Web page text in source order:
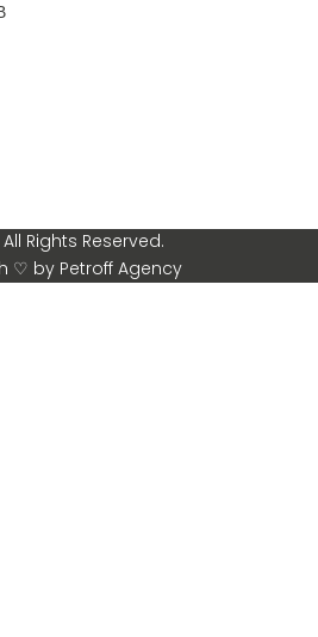
Rights Reserved.
♡ by Petroff Agency